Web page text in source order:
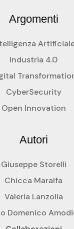
Argomenti
Industria 4.0
CyberSecurity
Open Innovation
Autori
Giuseppe Storelli
Chicca Maralfa
Valeria Lanzolla
Domenico